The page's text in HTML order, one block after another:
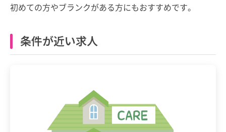
初めての方やブランクがある方にもおすすめです。
条件が近い求人